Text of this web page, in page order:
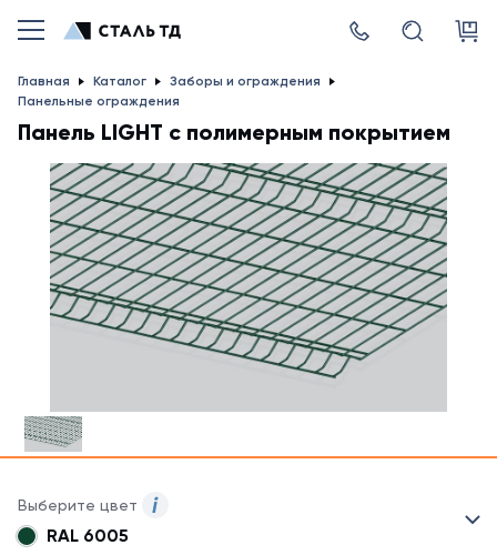
Главная Каталог
Заборы и ограждения
Панельные ограждения
Панель LIGHT с полимерным покрытием
Выберите цвет
RAL 6005